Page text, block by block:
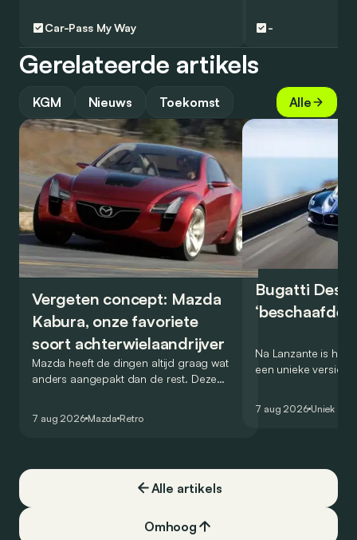
Car-Pass My Way -
Gerelateerde artikels
KGM Nieuws Toekomst Alle
Vergeten concept: Mazda
Kabura, onze favoriete
soort achterwielaandrijver
Mazda heeft de dingen altijd graag wat
anders aangepakt dan de rest. Deze
7 aug 2026 Mazda Retro
Bugatti
‘beschaafde’
Na Lanzante is het
een unieke versie
7 aug 2026 Uniek
Alle artikels
Omhoog